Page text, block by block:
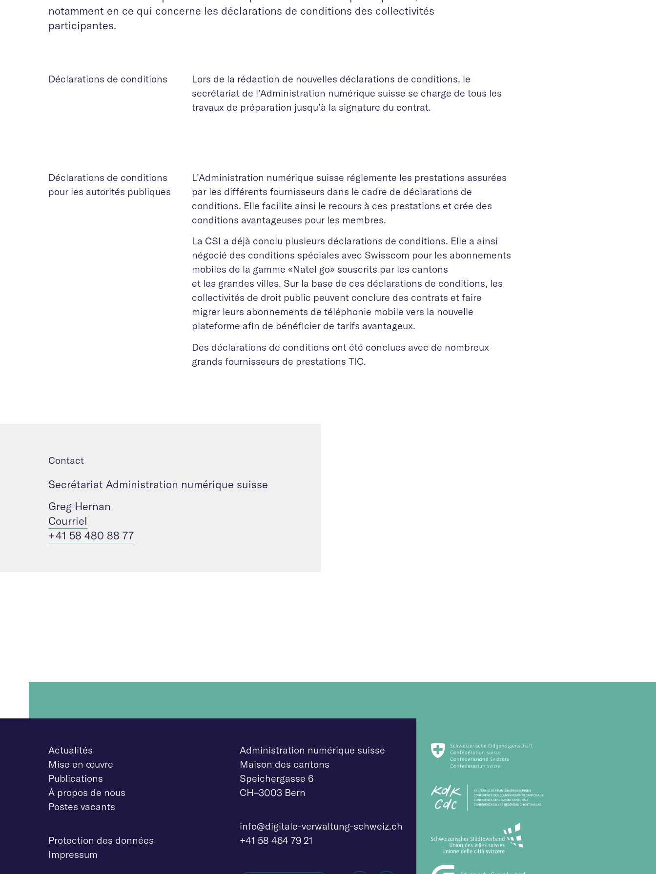
notamment en ce qui concerne les déclarations de conditions des collectivités
participantes.
Déclarations de conditions
Lors de la rédaction de nouvelles déclarations de conditions, le
secrétariat de l’Administration numérique suisse se charge de tous les
travaux de préparation jusqu’à la signature du contrat.
Déclarations de conditions
pour les autorités publiques
L’Administration numérique suisse réglemente les prestations assurées
par les différents fournisseurs dans le cadre de déclarations de
conditions. Elle facilite ainsi le recours à ces prestations et crée des
conditions avantageuses pour les membres.
La CSI a déjà conclu plusieurs déclarations de conditions. Elle a ainsi
négocié des conditions spéciales avec Swisscom pour les abonnements
mobiles de la gamme «Natel go» souscrits par les cantons
et les grandes villes. Sur la base de ces déclarations de conditions, les
collectivités de droit public peuvent conclure des contrats et faire
migrer leurs abonnements de téléphonie mobile vers la nouvelle
plateforme afin de bénéficier de tarifs avantageux.
Des déclarations de conditions ont été conclues avec de nombreux
grands fournisseurs de prestations TIC.
Contact
Secrétariat Administration numérique suisse
Greg Hernan
Courriel
+41 58 480 88 77
Actualités
Mise en œuvre
Publications
À propos de nous
Postes vacants
Protection des données
Impressum
Administration numérique suisse
Maison des cantons
Speichergasse 6
CH–3003 Bern
info@digitale-verwaltung-schweiz.ch
+41 58 464 79 21